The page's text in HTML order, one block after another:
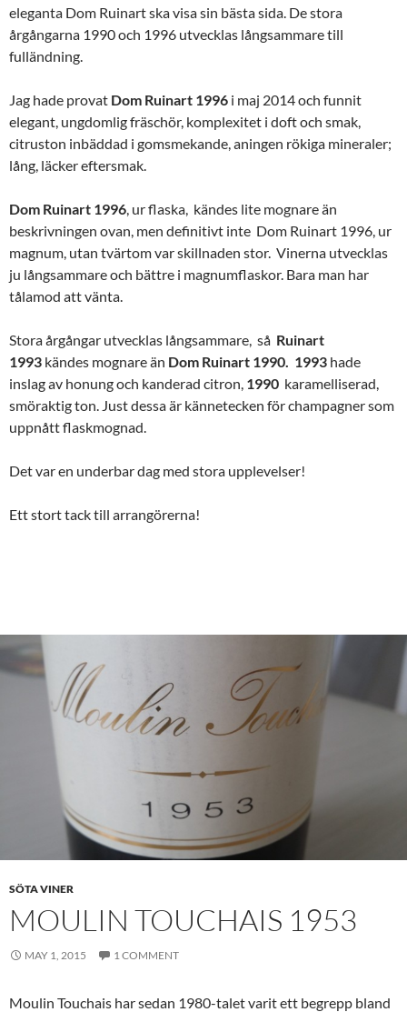
eleganta Dom Ruinart ska visa sin bästa sida. De stora
årgångarna 1990 och 1996 utvecklas långsammare till
fulländning.
Jag hade provat Dom Ruinart 1996 i maj 2014 och funnit
elegant, ungdomlig fräschör, komplexitet i doft och smak,
citruston inbäddad i gomsmekande, aningen rökiga mineraler;
lång, läcker eftersmak.
Dom Ruinart 1996, ur flaska, kändes lite mognare än
beskrivningen ovan, men definitivt inte Dom Ruinart 1996, ur
magnum, utan tvärtom var skillnaden stor. Vinerna utvecklas
ju långsammare och bättre i magnumflaskor. Bara man har
tålamod att vänta.
Storaårgångar utvecklas långsammare, så Ruinart
1993 kändes mognare än Dom Ruinart 1990. 1993 hade
inslag av honung och kanderad citron, 1990 karamelliserad,
smöraktig ton. Just dessa är kännetecken för champagner som
uppnått flaskmognad.
Det var en underbar dag med stora upplevelser!
Ett stort tack till arrangörerna!
SÖTA VINER
MOULIN TOUCHAIS 1953
MAY 1, 2015 1 COMMENT
Moulin Touchais har sedan 1980-talet varit ett begrepp bland